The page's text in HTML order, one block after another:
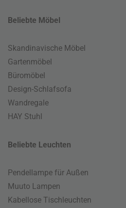
Beliebte Möbel
Skandinavische Möbel
Gartenmöbel
Büromöbel
Design-Schlafsofa
Wandregale
HAY Stuhl
Beliebte Leuchten
Pendellampe für Außen
Muuto Lampen
Kabellose Tischleuchten